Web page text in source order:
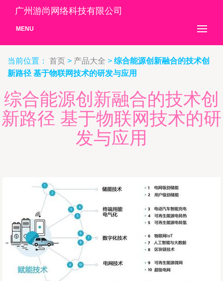
广州游尚网络科技有限公司
MENU
当前位置： 首页 > 产品大全 > 综合能源创新融合的技术创
新路径 基于物联网技术的研发与应用
综合能源创新融合的技术创
新路径 基于物联网技术的研
发与应用